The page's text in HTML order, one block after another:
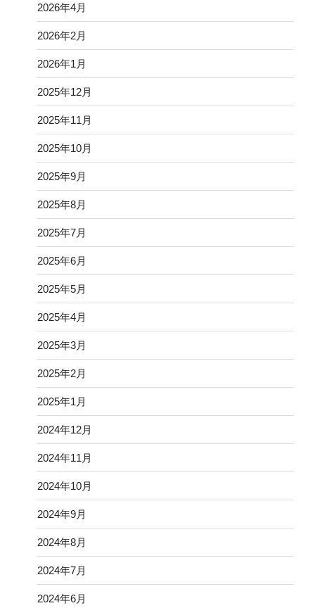
2026年4月
2026年2月
2026年1月
2025年12月
2025年11月
2025年10月
2025年9月
2025年8月
2025年7月
2025年6月
2025年5月
2025年4月
2025年3月
2025年2月
2025年1月
2024年12月
2024年11月
2024年10月
2024年9月
2024年8月
2024年7月
2024年6月